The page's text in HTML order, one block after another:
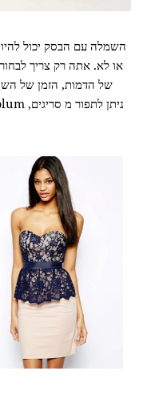
השמלה עם הבסק יכול
או לא. אתה רק צריך
של הדמות, הזמן של